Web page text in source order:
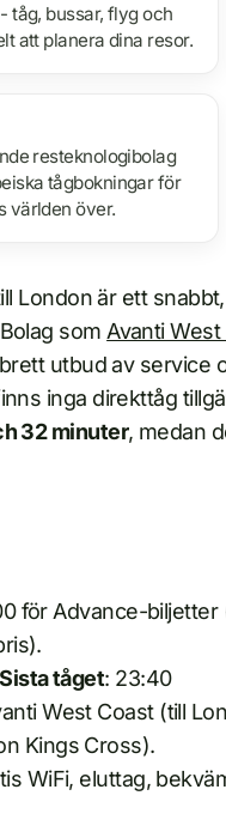
tåg, bussar, flyg och
att planera dina resor.
resteknologibolag
tågbokningar för
världen över.
London är ett
som Avanti
utbud av service
inga direkttåg
32 minuter, medan
för Advance-
Sista tåget: 23:40
West Coast (till
Kings Cross).
WiFi, eluttag,